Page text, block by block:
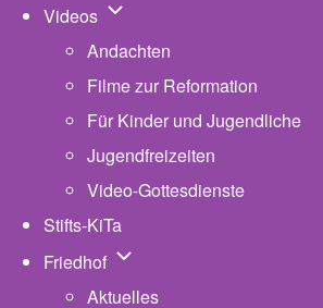
Videos Unternavigation von Videos
Andachten
Filme zur Reformation
Für Kinder und Jugendliche
Jugendfreizeiten
Video-Gottesdienste
Stifts-KiTa
Friedhof Unternavigation von Friedhof
Aktuelles